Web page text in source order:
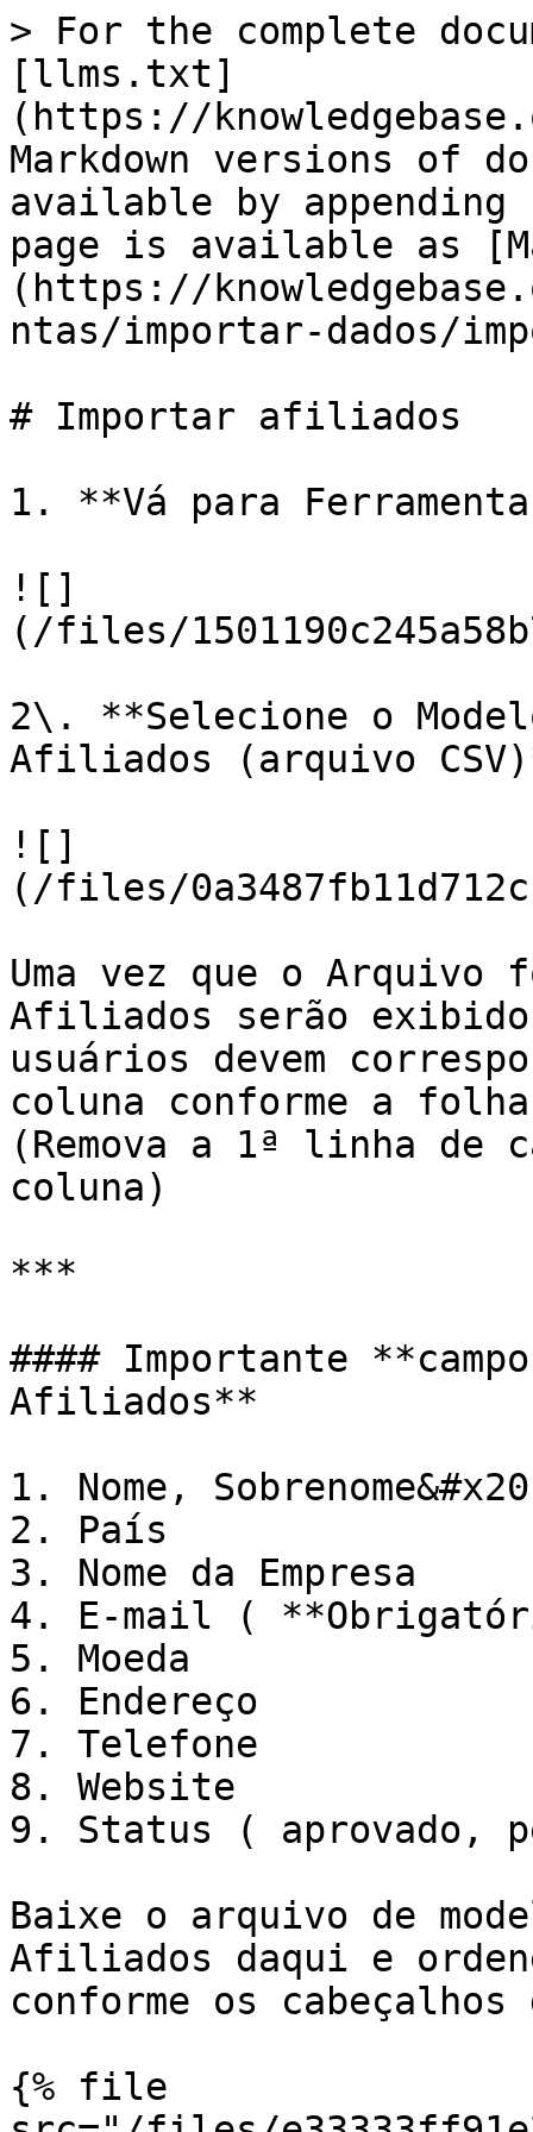
> For the complete
[llms.txt]
(https://
Markdown versions of
available by
page is available as
(https://
ntas/importar-dados/
# Importar afiliados
1. **Vá para
![]
(/files/
2\. **Selecione o
Afiliados (arquivo
![]
(/files/
Uma vez que o Arquivo
Afiliados serão
usuários devem
coluna conforme a
(Remova a 1ª linha de
coluna)
***
#### Importante
Afiliados**
1. Nome,
2. País
3. Nome da Empresa
4. E-mail (
5. Moeda
6. Endereço
7. Telefone
8. Website
9. Status ( aprovado,
Baixe o arquivo de
Afiliados daqui e
conforme os cabeçalhos
{% file